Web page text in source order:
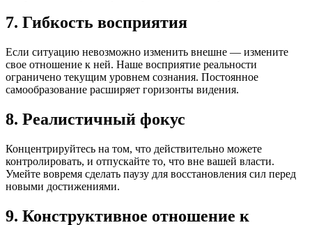
7. Гибкость восприятия
Если ситуацию невозможно изменить внешне — измените
свое отношение к ней. Наше восприятие реальности
ограничено текущим уровнем сознания. Постоянное
самообразование расширяет горизонты видения.
8. Реалистичный фокус
Концентрируйтесь на том, что действительно можете
контролировать, и отпускайте то, что вне вашей власти.
Умейте вовремя сделать паузу для восстановления сил перед
новыми достижениями.
9. Конструктивное отношение к